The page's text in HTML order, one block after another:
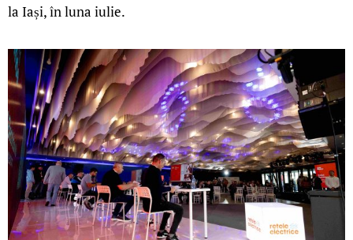
la Iași, în luna iulie.